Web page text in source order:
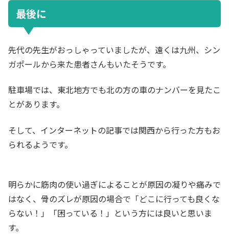
最後に
先代の先生がおっしゃっていましたが、遠くは九州、シン
ガポールから来た患者さんもいたそうです。
駐車場では、東北地方でも北の方の車のナンバーを見たこ
とがあります。
そして、インターネットの記事では関西から行った方もお
られるようです。
明らかに筋肉の使い過ぎによることが原因の凝りや痛みで
はなく、骨のズレが原因の場合で「どこに行っても良くな
らない！」「困っている！」という方には良いと思いま
す。